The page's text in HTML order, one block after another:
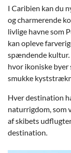
I Caribien kan du
og charmerende
livlige havne som
kan opleve
spændende kultur.
hvor ikoniske byer
smukke
Hver destination
naturrigdom, som
af skibets
destination.